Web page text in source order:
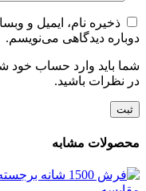
ذخیره نام، ایمیل و
دوباره دیدگاهی می‌نویسم.
شما باید وارد حساب خود
در نظرات باشید.
محصولات مشابه